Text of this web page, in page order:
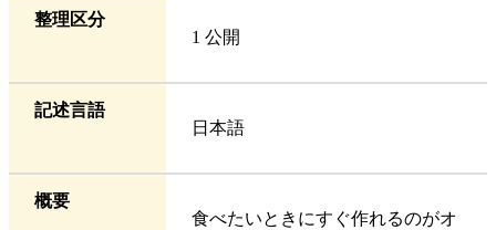
整理区分
1 公開
記述言語
日本語
概要
食べたいときにすぐ作れるのがオ